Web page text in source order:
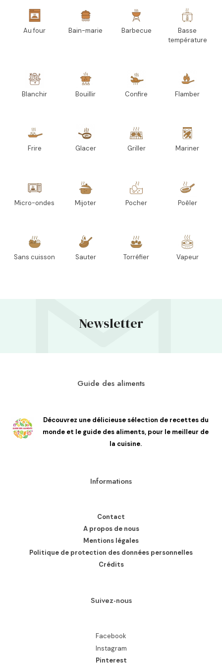
Au four Bain-marie Barbecue
Basse
température
Blanchir Bouillir Confire Flamber
Frire Glacer Griller Mariner
Micro-ondes Mijoter Pocher Poêler
Sans cuisson Sauter Torréfier Vapeur
Newsletter
Guide des aliments
Découvrez une délicieuse sélection de recettes du
monde et le guide des aliments, pour le meilleur de
la cuisine.
Informations
Contact
A propos de nous
Mentions légales
Politique de protection des données personnelles
Crédits
Suivez-nous
Facebook
Instagram
Pinterest